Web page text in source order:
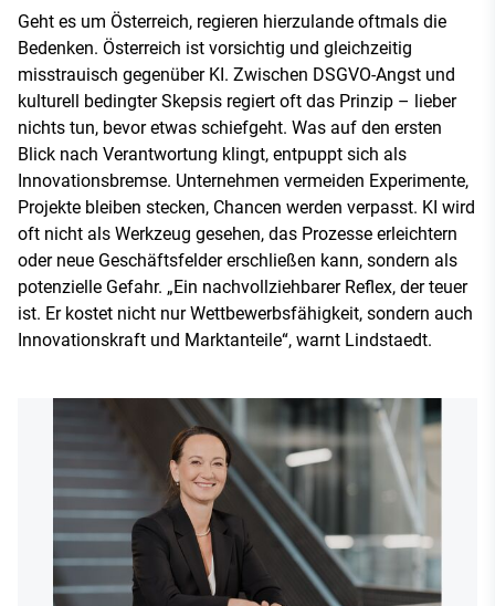
Geht es um Österreich, regieren hierzulande oftmals die
Bedenken. Österreich ist vorsichtig und gleichzeitig
misstrauisch gegenüber KI. Zwischen DSGVO-Angst und
kulturell bedingter Skepsis regiert oft das Prinzip – lieber
nichts tun, bevor etwas schiefgeht. Was auf den ersten
Blick nach Verantwortung klingt, entpuppt sich als
Innovationsbremse. Unternehmen vermeiden Experimente,
Projekte bleiben stecken, Chancen werden verpasst. KI wird
oft nicht als Werkzeug gesehen, das Prozesse erleichtern
oder neue Geschäftsfelder erschließen kann, sondern als
potenzielle Gefahr. „Ein nachvollziehbarer Reflex, der teuer
ist. Er kostet nicht nur Wettbewerbsfähigkeit, sondern auch
Innovationskraft und Marktanteile“, warnt Lindstaedt.